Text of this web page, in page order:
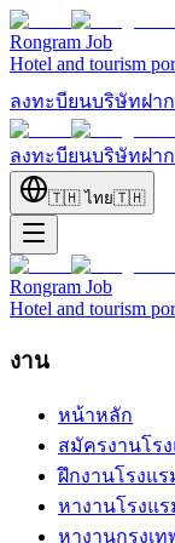
Rongram Job
Hotel and tourism
ลงทะบียนบริษัทฝา
ลงทะบียนบริษัทฝา
🇹🇭 ไทย🇹🇭
Rongram Job
Hotel and tourism
งาน
หน้าหลัก
สมัครงานโร
ฝึกงานโรงแร
หางานโรงแร
หางานกรุงเท